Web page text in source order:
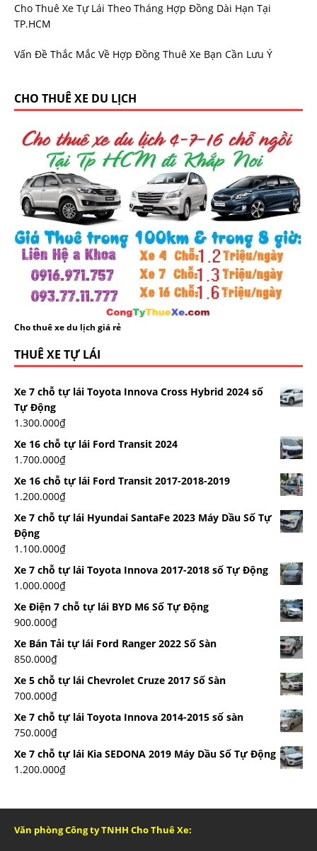
Cho Thuê Xe Tự Lái Theo Tháng Hợp Đồng Dài Hạn Tại
TP.HCM
Vấn Đề Thắc Mắc Về Hợp Đồng Thuê Xe Bạn Cần Lưu Ý
CHO THUÊ XE DU LỊCH
Cho thuê xe du lịch giá rẻ
THUÊ XE TỰ LÁI
Xe 7 chỗ tự lái Toyota Innova Cross Hybrid 2024 số
Tự Động
1.300.000₫
Xe 16 chỗ tự lái Ford Transit 2024
1.700.000₫
Xe 16 chỗ tự lái Ford Transit 2017-2018-2019
1.200.000₫
Xe 7 chỗ tự lái Hyundai SantaFe 2023 Máy Dầu Số Tự
Động
1.100.000₫
Xe 7 chỗ tự lái Toyota Innova 2017-2018 số Tự Động
1.000.000₫
Xe Điện 7 chỗ tự lái BYD M6 Số Tự Động
900.000₫
Xe Bán Tải tự lái Ford Ranger 2022 Số Sàn
850.000₫
Xe 5 chỗ tự lái Chevrolet Cruze 2017 Số Sàn
700.000₫
Xe 7 chỗ tự lái Toyota Innova 2014-2015 số sàn
750.000₫
Xe 7 chỗ tự lái Kia SEDONA 2019 Máy Dầu Số Tự Động
1.200.000₫
Văn phòng Công ty TNHH Cho Thuê Xe: